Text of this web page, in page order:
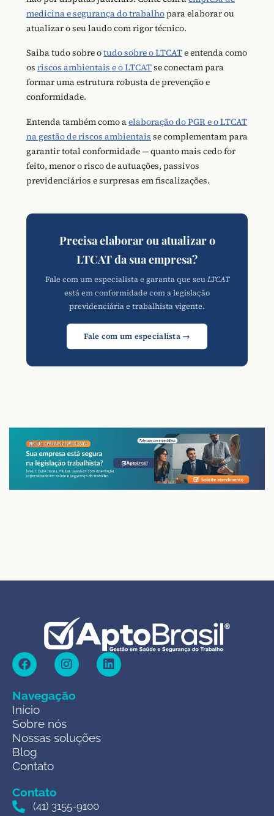
medicina e segurança do trabalhopara elaborar ou
atualizar o seu laudo com rigor técnico.
Saiba tudo sobre otudo sobre o LTCATe entenda como
os riscos ambientais e o LTCATse conectam para
formar uma estrutura robusta de prevenção e
conformidade.
Entenda também como aelaboração do PGR e o LTCAT
na gestão de riscos ambientais se complementam para
garantir total conformidade — quanto mais cedo for
feito, menor o risco de autuações, passivos
previdenciários e surpresas em fiscalizações.
Precisa elaborar ou atualizar o
LTCAT da sua empresa?
Fale com um especialista e garanta que seuLTCAT
está em conformidade com a legislação
previdenciária e trabalhista vigente.
Fale com um especialista →
Navegação
Início
Sobre nós
Nossas soluções
Blog
Contato
Contato
(41) 3155-9100